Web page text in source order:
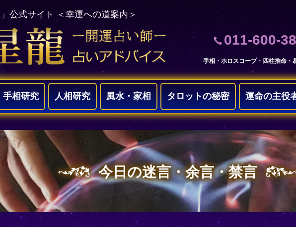
公式サイト ＜幸運への道案内＞
011-600-
手相・ホロスコープ・四柱推命・
手相研究 人相研究 風水・家相 タロットの秘密 運命の主役
今日の迷言・余言・禁言